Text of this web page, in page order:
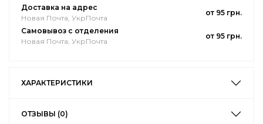
Доставка на адрес
Новая Почта, УкрПочта
от 95 грн.
Самовывоз с отделения
Новая Почта, УкрПочта
от 95 грн.
ХАРАКТЕРИСТИКИ
ОТЗЫВЫ (0)